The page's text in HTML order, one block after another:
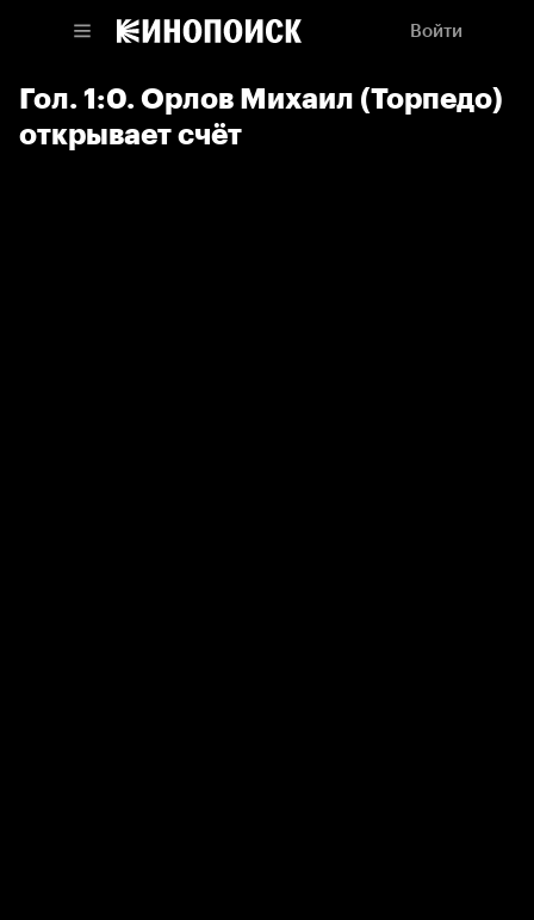
Войти
Гол. 1:0. Орлов Михаил (Торпедо)
открывает счёт